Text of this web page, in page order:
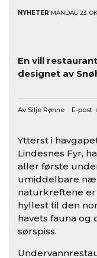
NYHETER MANDAG 23.
En vill
designet av
Av Silje Rønne E-post:
Ytterst i
Lindesnes Fyr,
aller første
umiddelbare
naturkreftene
hyllest til den
havets fauna og
sørspiss.